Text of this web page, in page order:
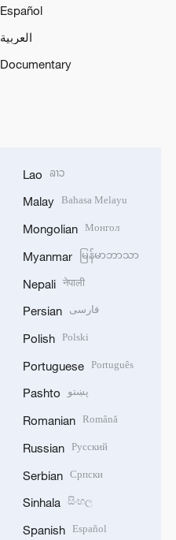
Español
العربية
Documentary
Lao ລາວ
Malay Bahasa Melayu
Mongolian Монгол
Myanmar မြန်မာဘာသာ
Nepali नेपाली
Persian فارسی
Polish Polski
Portuguese Português
Pashto پښتو
Romanian Română
Russian Русский
Serbian Српски
Sinhala සිංහල
Spanish Español